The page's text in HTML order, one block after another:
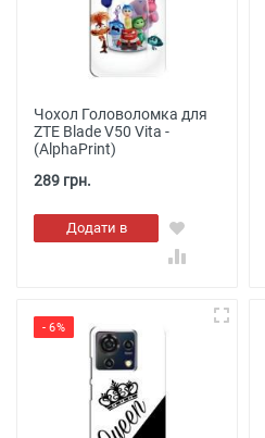
Чохол Головоломка для
ZTE Blade V50 Vita -
(AlphaPrint)
289 грн.
Додати в
кошик
- 6%